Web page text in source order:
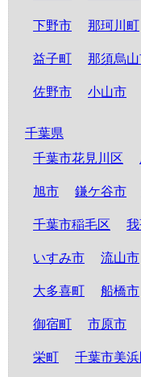
下野市 那珂川町
益子町 那須烏
佐野市 小山市
千葉県
千葉市花見川区
旭市 鎌ケ谷市
千葉市稲毛区
いすみ市 流山市
大多喜町 船橋市
御宿町 市原市
栄町 千葉市美浜